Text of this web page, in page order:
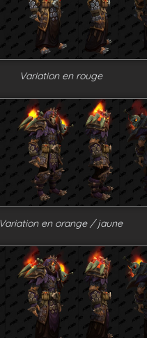
Variation en rouge
Variation en orange / jaune